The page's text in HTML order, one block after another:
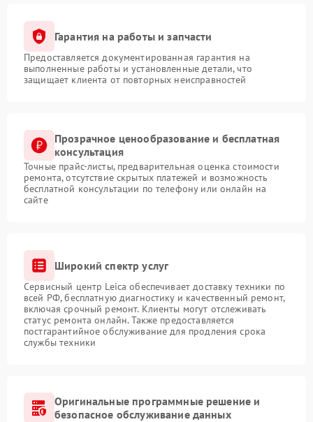
Гарантия на работы и запчасти
Предоставляется документированная гарантия на
выполненные работы и установленные детали, что
защищает клиента от повторных неисправностей
Прозрачное ценообразование и бесплатная
консультация
Точные прайс-листы, предварительная оценка стоимости
ремонта, отсутствие скрытых платежей и возможность
бесплатной консультации по телефону или онлайн на
сайте
Широкий спектр услуг
Сервисный центр Leica обеспечивает доставку техники по
всей РФ, бесплатную диагностику и качественный ремонт,
включая срочный ремонт. Клиенты могут отслеживать
статус ремонта онлайн. Также предоставляется
постгарантийное обслуживание для продления срока
службы техники
Оригинальные программные решение и
безопасное обслуживание данных